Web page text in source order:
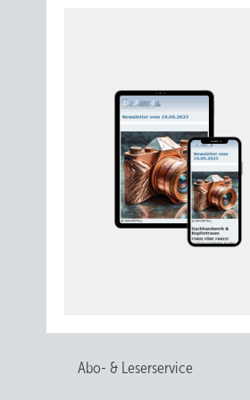
Abo- & Leserservice